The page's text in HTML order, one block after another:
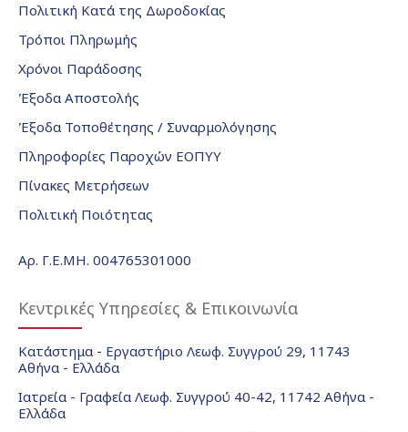
Πολιτική Κατά της Δωροδοκίας
Τρόποι Πληρωμής
Χρόνοι Παράδοσης
Έξοδα Αποστολής
Έξοδα Τοποθέτησης / Συναρμολόγησης
Πληροφορίες Παροχών ΕΟΠΥΥ
Πίνακες Μετρήσεων
Πολιτική Ποιότητας
Αρ. Γ.Ε.ΜΗ. 004765301000
Κεντρικές Υπηρεσίες & Επικοινωνία
Κατάστημα - Εργαστήριο Λεωφ. Συγγρού 29, 11743
Αθήνα - Ελλάδα
Ιατρεία - Γραφεία Λεωφ. Συγγρού 40-42, 11742 Αθήνα -
Ελλάδα